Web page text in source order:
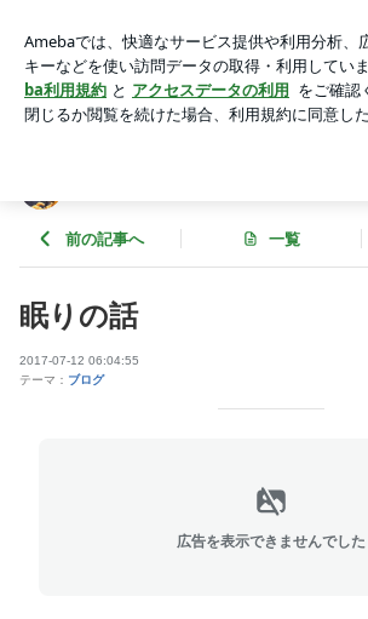
アプリをダウンロードして ブログの更新通知
を
ょう。
前の記事へ 一覧
眠りの話
2017-07-12 06:04:55
テーマ： ブログ
広告を表示できませんでした